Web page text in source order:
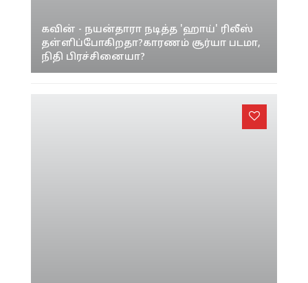
கவின் - நயன்தாரா நடித்த 'ஹாய்' ரிலீஸ்
தள்ளிப்போகிறதா?காரணம் சூர்யா படமா,
நிதி பிரச்சினையா?